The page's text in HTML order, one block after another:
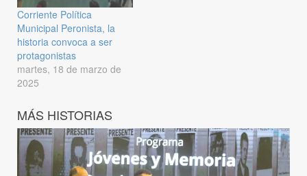
Corriente Política
Municipal Peronista, la
historia convoca a ser
protagonistas
martes, 18 de marzo de
2025
MÁS HISTORIAS